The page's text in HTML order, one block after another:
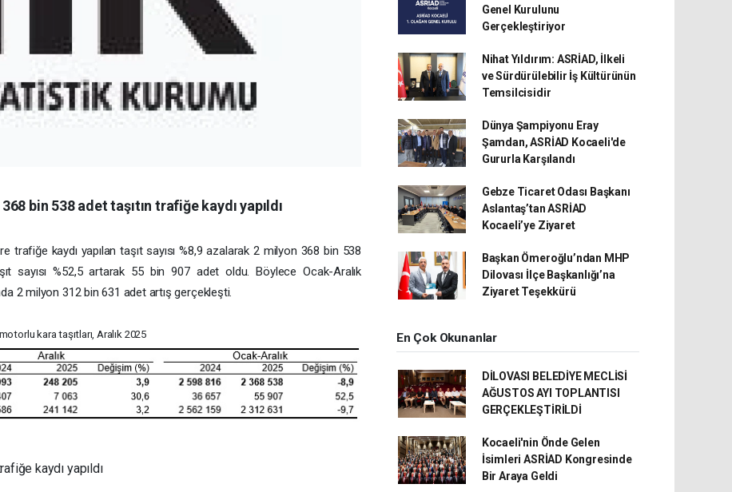
bin 538 adet taşıtın trafiğe kaydı yapıldı
trafiğe kaydı yapılan taşıt sayısı %8,9 azalarak 2 milyon 368 bin 538
sayısı %52,5 artarak 55 bin 907 adet oldu. Böylece Ocak-Aralık
2 milyon 312 bin 631 adet artış gerçekleşti.
kara taşıtları, Aralık 2025
kaydı yapıldı
Genel Kurulunu
Gerçekleştiriyor
Nihat Yıldırım: ASRİAD, İlkeli
ve Sürdürülebilir İş Kültürünün
Temsilcisidir
Dünya Şampiyonu Eray
Şamdan, ASRİAD Kocaeli'de
Gururla Karşılandı
Gebze Ticaret Odası Başkanı
Aslantaş’tan ASRİAD
Kocaeli’ye Ziyaret
Başkan Ömeroğlu’ndan MHP
Dilovası İlçe Başkanlığı’na
Ziyaret Teşekkürü
En Çok Okunanlar
DİLOVASI BELEDİYE MECLİSİ
AĞUSTOS AYI TOPLANTISI
GERÇEKLEŞTİRİLDİ
Kocaeli'nin Önde Gelen
İsimleri ASRİAD Kongresinde
Bir Araya Geldi